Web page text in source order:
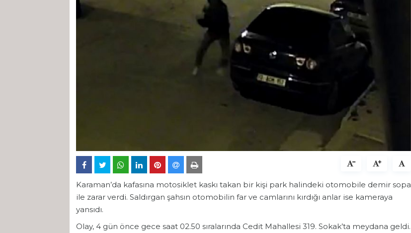
Karaman’da kafasına motosiklet kaskı takan bir kişi park halindeki otomobile demir sopa
ile zarar verdi. Saldırgan şahsın otomobilin far ve camlarını kırdığı anlar ise kameraya
yansıdı.
Olay, 4 gün önce gece saat 02.50 sıralarında Cedit Mahallesi 319. Sokak’ta meydana geldi.